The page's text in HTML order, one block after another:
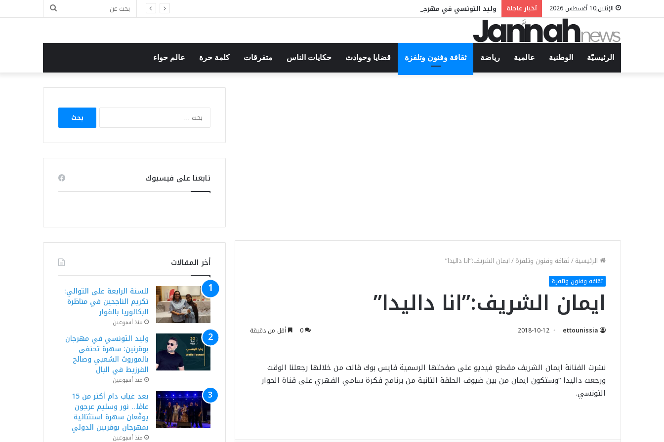
الإثنين,10 أغسطس 2026 أخبار عاجلة وليد التونسي في مهرجان بوقرنين: سهرة تحتفي بالموروث الشعبي وصالح الفرزيط في البال
بحث
الرئيسيّة الوطنية عالمية رياضة ثقافة وفنون وتلفزة قضايا وحوادث حكايات الناس متفرقات كلمة حرة عالم حواء
الرئيسية/ثقافة وفنون وتلفزة/ايمان الشريف:”انا داليدا”
ثقافة وفنون وتلفزة
ايمان الشريف:”انا داليدا”
ettounissia
2018-10-12
0 أقل من دقيقة
نشرت الفنانة ايمان الشريف مقطع فيديو على صفحتها الرسمية فايس بوك قالت من خلالها رجعلنا الوقت
ورجعت داليدا “وستكون ايمان من بين ضيوف الحلقة الثانية من برنامج فكرة سامي الفهري على قناة الحوار
التونسي.
البحث
تابعنا على فيسبوك
أخر المقالات
للسنة الرابعة على التوالي:
تكريم الناجحين في مناظرة
البكالوريا بالفوار
منذ أسبوعين
وليد التونسي في مهرجان
بوقرنين: سهرة تحتفي
بالموروث الشعبي وصالح
الفرزيط في البال
منذ أسبوعين
بعد غياب دام أكثر من 15
عامًا… نور وسليم عرجون
يوقّعان سهرة استثنائية
بمهرجان بوڨرنين الدولي
منذ أسبوعين